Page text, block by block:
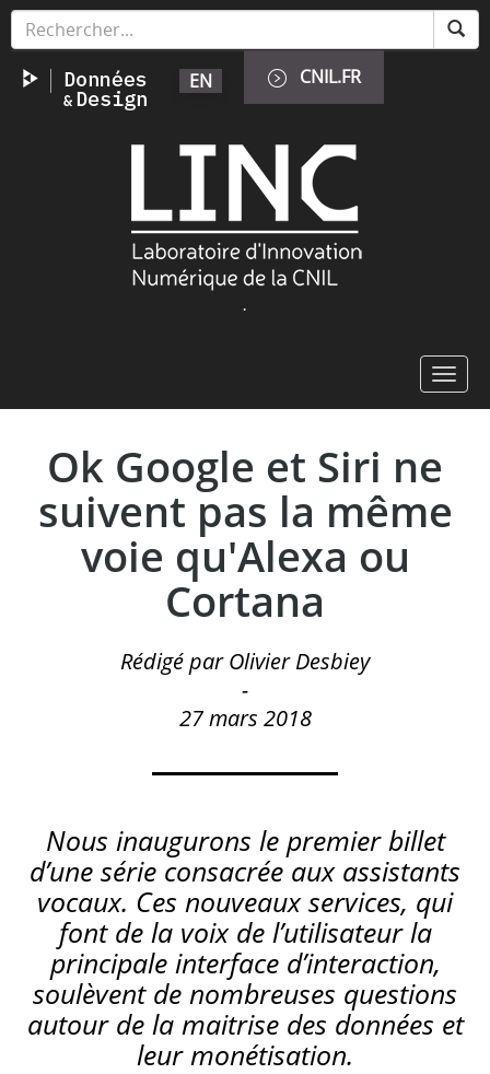
Aller
principal
EN CNIL.FR
.
Ok Google et Siri ne
suivent pas la même
voie qu'Alexa ou
Cortana
Rédigé par Olivier Desbiey
-
27 mars 2018
Nous inaugurons le premier billet
d’une série consacrée aux assistants
vocaux. Ces nouveaux services, qui
font de la voix de l’utilisateur la
principale interface d’interaction,
soulèvent de nombreuses questions
autour de la maitrise des données et
leur monétisation.
Panneau de gestion des cookies